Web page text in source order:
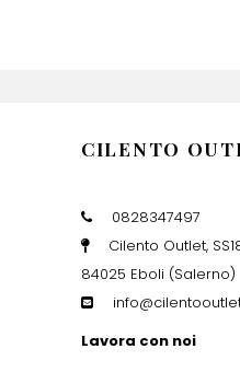
CILENTO
0828347497
Cilento Outlet,
84025 Eboli (Salerno)
Lavora con noi